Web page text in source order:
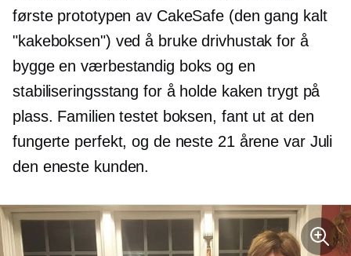
første prototypen av CakeSafe (den gang kalt
"kakeboksen") ved å bruke drivhustak for å
bygge en værbestandig boks og en
stabiliseringsstang for å holde kaken trygt på
plass. Familien testet boksen, fant ut at den
fungerte perfekt, og de neste 21 årene var Juli
den eneste kunden.